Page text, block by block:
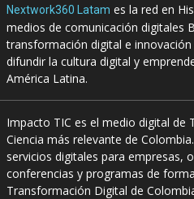
Nextwork360 Latam es la red en
medios de comunicación digitales
transformación digital e
difundir la cultura digital y
América Latina.
Impacto TIC es el medio digital de
Ciencia más relevante de
servicios digitales para empresas,
conferencias y programas de
Transformación Digital de